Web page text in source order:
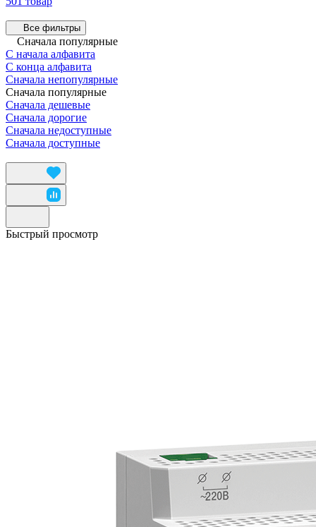
Все фильтры
Сначала популярные
С начала алфавита
С конца алфавита
Сначала непопулярные
Сначала популярные
Сначала дешевые
Сначала дорогие
Сначала недоступные
Сначала доступные
Быстрый просмотр